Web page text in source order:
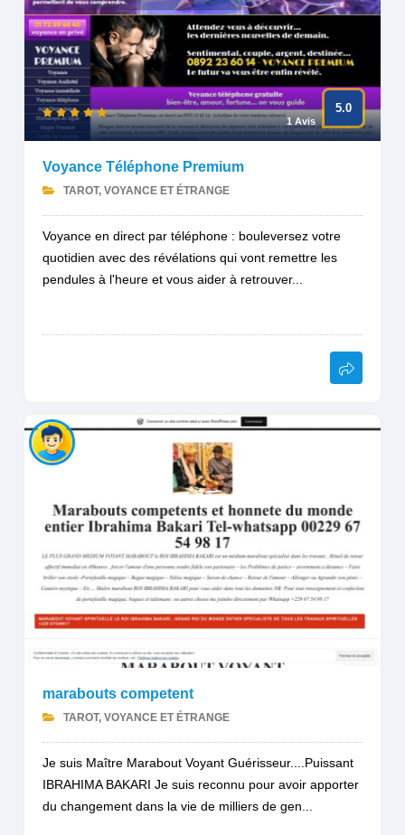
1 Avis
5.0
Voyance Téléphone Premium
TAROT, VOYANCE ET ÉTRANGE
Voyance en direct par téléphone : bouleversez votre
quotidien avec des révélations qui vont remettre les
pendules à l'heure et vous aider à retrouver...
marabouts competent
TAROT, VOYANCE ET ÉTRANGE
Je suis Maître Marabout Voyant Guérisseur....Puissant
IBRAHIMA BAKARI Je suis reconnu pour avoir apporter
du changement dans la vie de milliers de gen...